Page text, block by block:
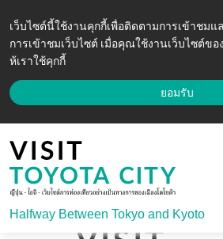
เว็บไซต์นี้ใช้งานคุกกี้เพื่อติดตามการเข้าชม
การเข้าชมเว็บไซต์ เมื่อคุณใช้งานเว็บไซต์ข
ห้เราใช้คุกกี้
ยอมรับ
Halfway Between Tokyo and Kyoto